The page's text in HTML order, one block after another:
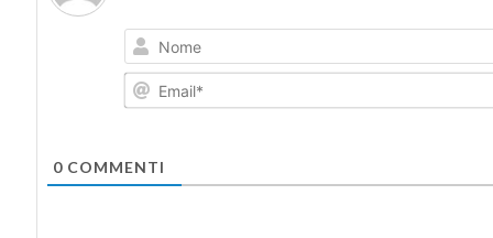
0COMMENTI